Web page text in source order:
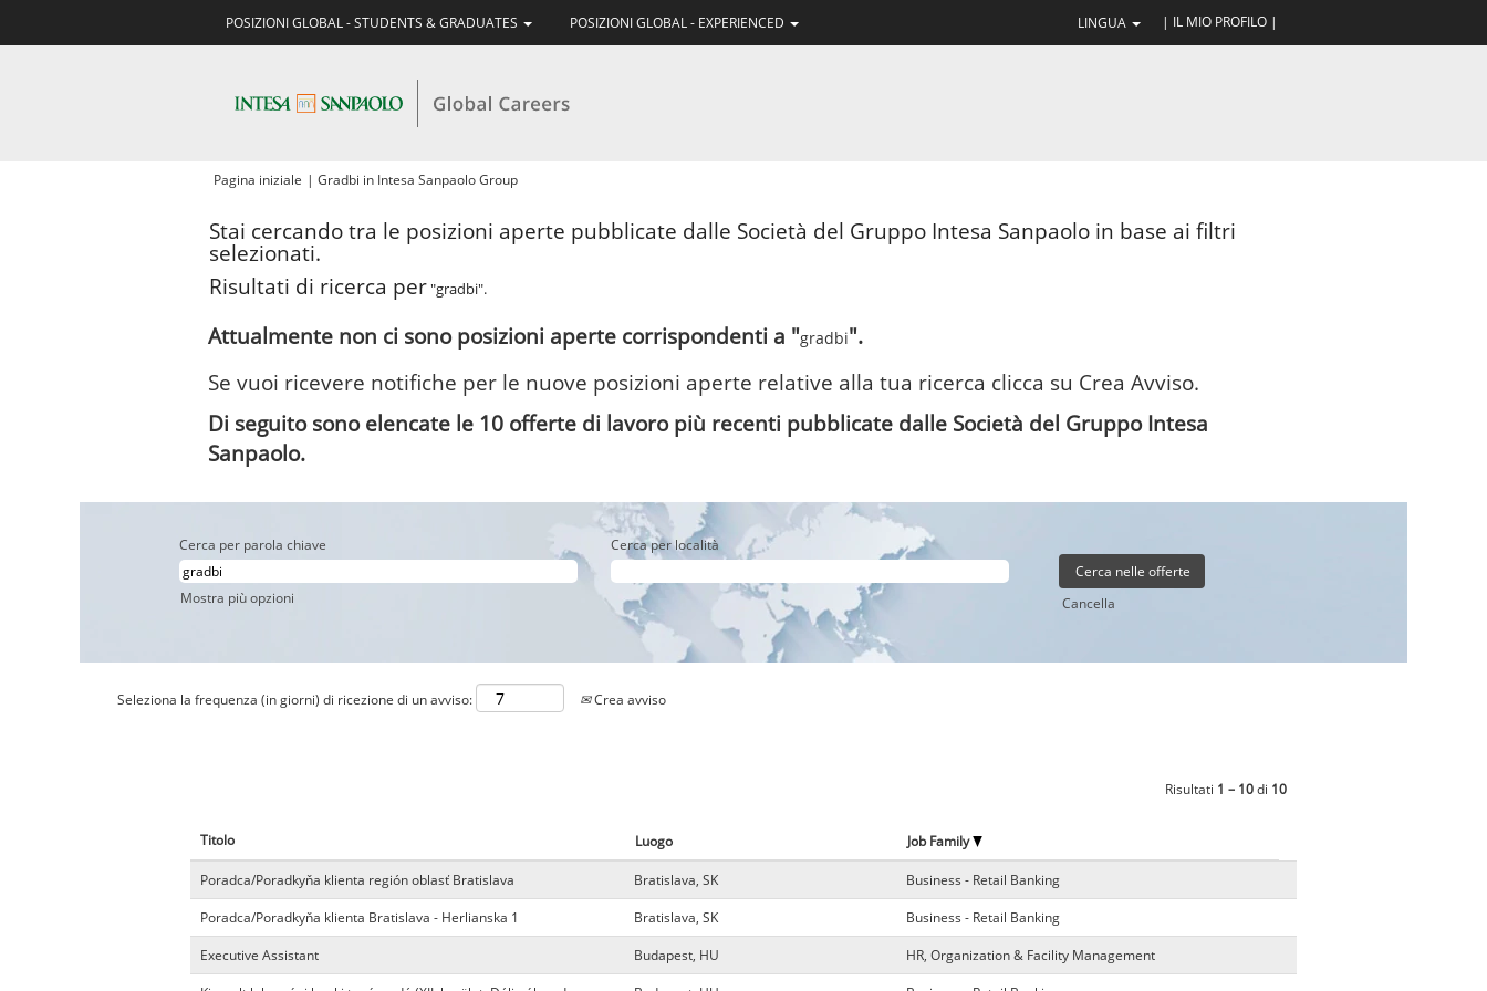
POSIZIONI GLOBAL - STUDENTS & GRADUATES POSIZIONI GLOBAL - EXPERIENCED LINGUA | IL MIO PROFILO |
Pagina iniziale | Gradbi in Intesa Sanpaolo Group(pagina
Stai cercando tra le posizioni aperte pubblicate dalle Società del Gruppo Intesa Sanpaolo in base ai filtri
selezionati.
Risultati di ricerca per"gradbi".
Attualmente non ci sono posizioni aperte corrispondenti a "gradbi".
Se vuoi ricevere notifiche per le nuove posizioni aperte relative alla tua ricerca clicca su Crea Avviso.
Di seguito sono elencate le 10 offerte di lavoro più recenti pubblicate dalle Società del Gruppo Intesa
Sanpaolo.
Cerca per parola chiave Cerca per località
Mostra più opzioni Cancella
Seleziona la frequenza (in giorni) di ricezione di un avviso: Crea avviso
Risultati 1 – 10di 10
Titolo Luogo Job Family
Poradca/Poradkyňa klienta región oblasť Bratislava Bratislava, SK
Business - Retail Banking
Poradca/Poradkyňa klienta Bratislava - Herlianska 1
Bratislava, SK
Business - Retail Banking
Executive Assistant
Budapest, HU
HR, Organization & Facility Management